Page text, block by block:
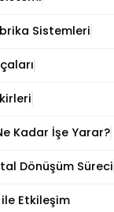
Sistemleri
Kadar İşe Yarar?
Dönüşüm Süreci
Etkileşim